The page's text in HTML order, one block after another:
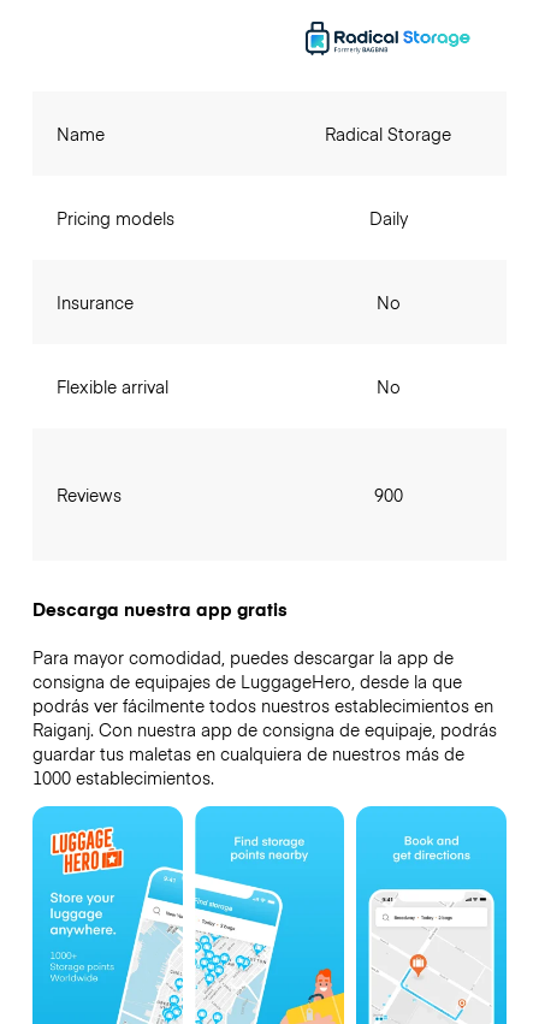
Name
Pricing models
Insurance
Flexible arrival
Reviews
Radical Storage
Daily
No
No
900
Descarga nuestra app gratis
Para mayor comodidad, puedes descargar la app de
consigna de equipajes de LuggageHero, desde la que
podrás ver fácilmente todos nuestros establecimientos en
Raiganj. Con nuestra app de consigna de equipaje, podrás
guardar tus maletas en cualquiera de nuestros más de
1000 establecimientos.